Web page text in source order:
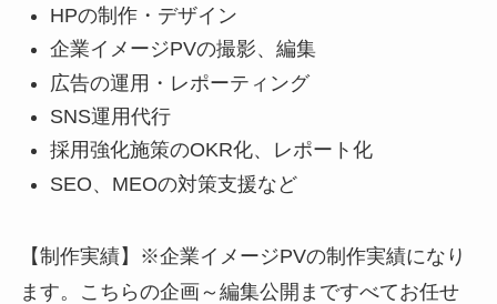
HPの制作・デザイン
企業イメージPVの撮影、編集
広告の運用・レポーティング
SNS運用代行
採用強化施策のOKR化、レポート化
SEO、MEOの対策支援など
【制作実績】※企業イメージPVの制作実績になり
ます。こちらの企画～編集公開まですべてお任せ